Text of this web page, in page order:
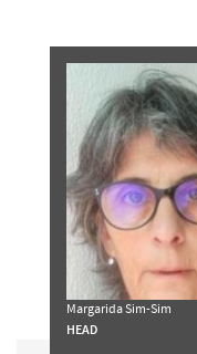
Margarida Sim-Sim
HEAD